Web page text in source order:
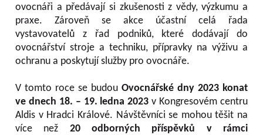
ovocnáři a předávají si zkušenosti z vědy, výzkumu a
praxe. Zároveň se akce účastní celá řada
vystavovatelů z řad podniků, které dodávají do
ovocnářství stroje a techniku, přípravky na výživu a
ochranu a poskytují služby pro ovocnáře.
V tomto roce se budou Ovocnářské dny 2023 konat
ve dnech 18. – 19. ledna 2023 v Kongresovém centru
Aldis v Hradci Králové. Návštěvníci se mohou těšit na
více než 20 odborných příspěvků v rámci